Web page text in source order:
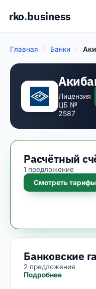
rko.business
Главная / Банки /
Лицензия
ЦБ №
2587
Расчётный
1 предложение
Смотреть тарифы
Банковские
2 предложения
Подробнее